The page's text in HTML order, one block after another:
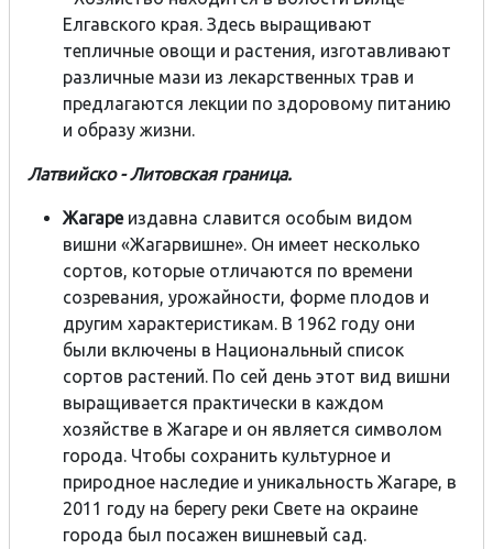
Елгавского края. Здесь выращивают
тепличные овощи и растения, изготавливают
различные мази из лекарственных трав и
предлагаются лекции по здоровому питанию
и образу жизни.
Латвийско - Литовская граница.
Жагаре издавна славится особым видом
вишни «Жагарвишне». Он имеет несколько
сортов, которые отличаются по времени
созревания, урожайности, форме плодов и
другим характеристикам. В 1962 году они
были включены в Национальный список
сортов растений. По сей день этот вид вишни
выращивается практически в каждом
хозяйстве в Жагаре и он является символом
города. Чтобы сохранить культурное и
природное наследие и уникальность Жагаре, в
2011 году на берегу реки Свете на окраине
города был посажен вишневый сад.